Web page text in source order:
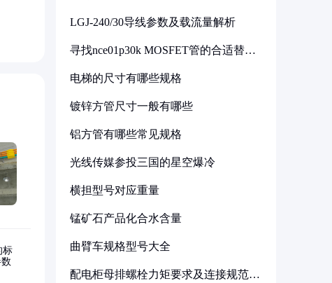
LGJ-240/30导线参数及载流量解析
寻找nce01p30k MOSFET管的合适替代
电梯的尺寸有哪些规格
镀锌方管尺寸一般有哪些
铝方管有哪些常见规格
光线传媒参投三国的星空爆冷
横担型号对应重量
锰矿石产品化合水含量
曲臂车规格型号大全
配电柜母排螺栓力矩要求及连接规范详